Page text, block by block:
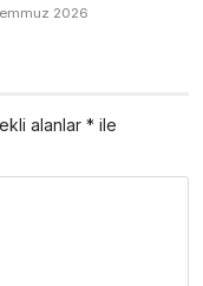
2026
alanlar * ile